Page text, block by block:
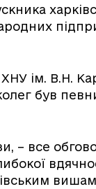
ім. В.Н.
був
– все